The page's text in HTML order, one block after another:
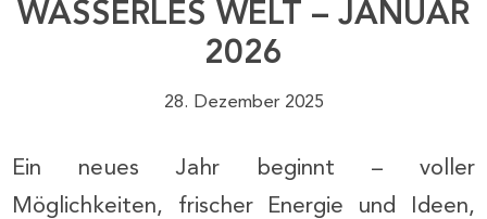
WASSERLES WELT – JANUAR
2026
28. Dezember 2025
Ein neues Jahr beginnt – voller
Möglichkeiten, frischer Energie und Ideen,